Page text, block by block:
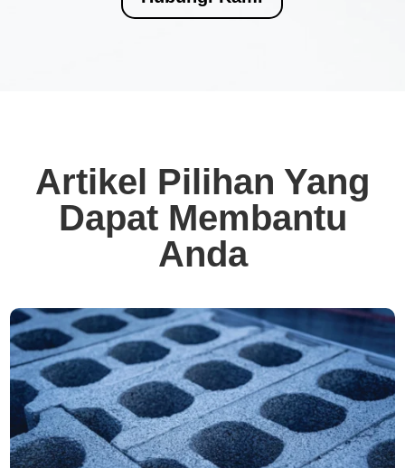
Artikel Pilihan Yang
Dapat Membantu
Anda